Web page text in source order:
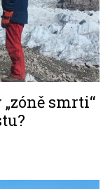
smrti“